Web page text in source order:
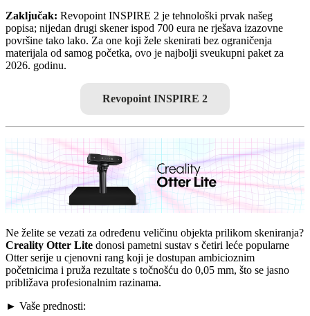
Zaključak: Revopoint INSPIRE 2 je tehnološki prvak našeg
popisa; nijedan drugi skener ispod 700 eura ne rješava izazovne
površine tako lako. Za one koji žele skenirati bez ograničenja
materijala od samog početka, ovo je najbolji sveukupni paket za
2026. godinu.
Revopoint INSPIRE 2
Ne želite se vezati za određenu veličinu objekta prilikom skeniranja?
Creality Otter Lite donosi pametni sustav s četiri leće popularne
Otter serije u cjenovni rang koji je dostupan ambicioznim
početnicima i pruža rezultate s točnošću do 0,05 mm, što se jasno
približava profesionalnim razinama.
► Vaše prednosti: